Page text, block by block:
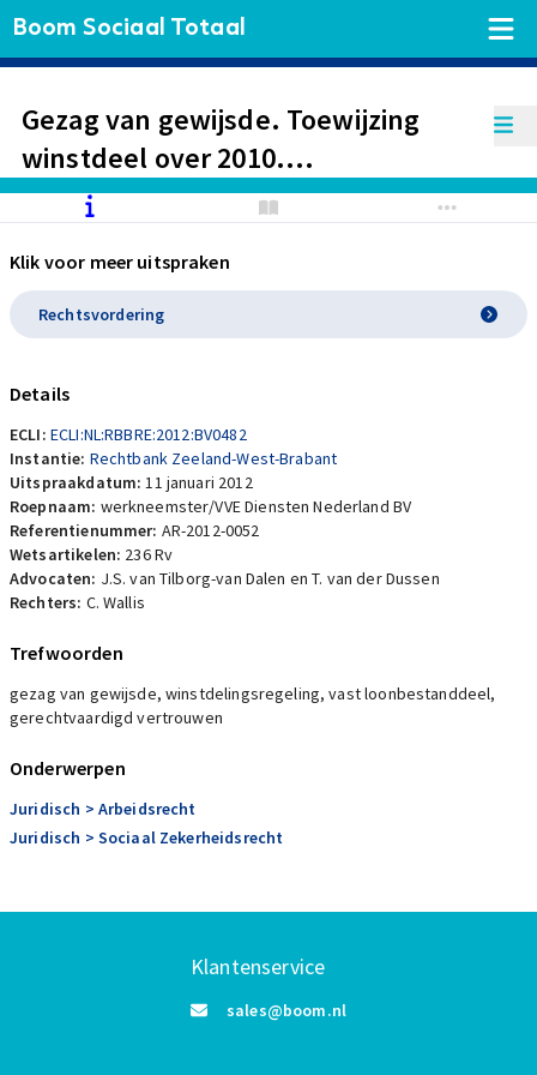
Boom Sociaal Totaal
Gezag van gewijsde. Toewijzing
winstdeel over 2010.
Gerechtvaardigd vertrouwen na
jarenlange afwijking van in
winstdelingsregeling
voorgeschreven procedure
Klik voor meer uitspraken
Rechtsvordering
Details
ECLI: ECLI:NL:RBBRE:2012:BV0482
Instantie: Rechtbank Zeeland-West-Brabant
Uitspraakdatum:11 januari 2012
Roepnaam: werkneemster/VVE Diensten Nederland BV
Referentienummer: AR-2012-0052
Wetsartikelen: 236 Rv
Advocaten: J.S. van Tilborg-van Dalen en T. van der Dussen
Rechters: C. Wallis
Trefwoorden
gezag van gewijsde, winstdelingsregeling, vast loonbestanddeel,
gerechtvaardigd vertrouwen
Onderwerpen
Juridisch > Arbeidsrecht
Juridisch > Sociaal Zekerheidsrecht
Klantenservice
sales@boom.nl